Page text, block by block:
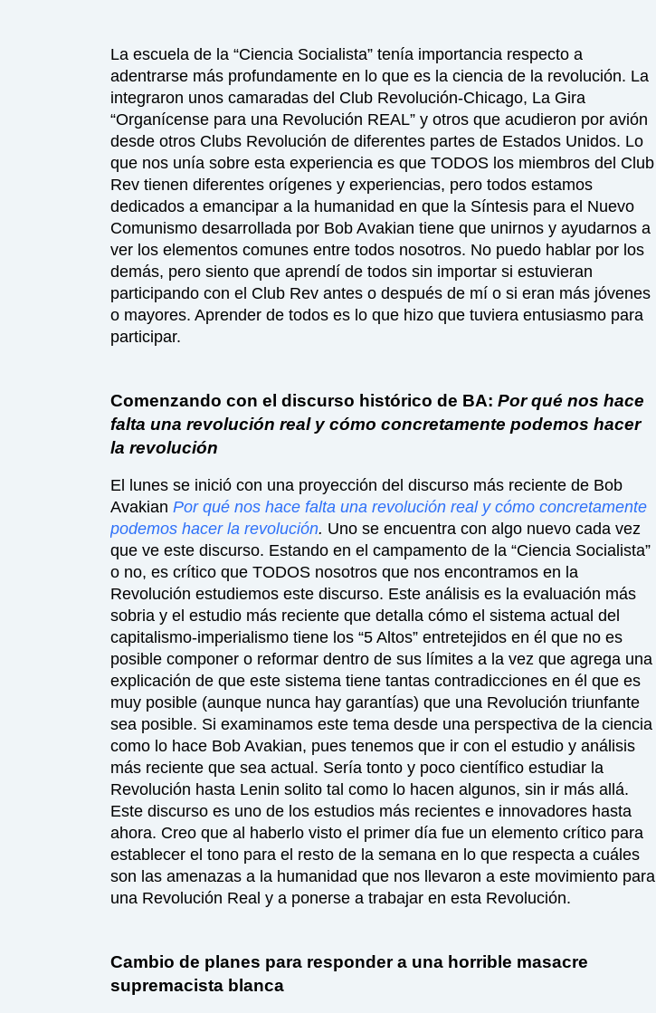
La escuela de la “Ciencia Socialista” tenía importancia respecto a
adentrarse más profundamente en lo que es la ciencia de la revolución. La
integraron unos camaradas del Club Revolución-Chicago, La Gira
“Organícense para una Revolución REAL” y otros que acudieron por avión
desde otros Clubs Revolución de diferentes partes de Estados Unidos. Lo
que nos unía sobre esta experiencia es que TODOS los miembros del Club
Rev tienen diferentes orígenes y experiencias, pero todos estamos
dedicados a emancipar a la humanidad en que la Síntesis para el Nuevo
Comunismo desarrollada por Bob Avakian tiene que unirnos y ayudarnos a
ver los elementos comunes entre todos nosotros. No puedo hablar por los
demás, pero siento que aprendí de todos sin importar si estuvieran
participando con el Club Rev antes o después de mí o si eran más jóvenes
o mayores. Aprender de todos es lo que hizo que tuviera entusiasmo para
participar.
Comenzando con el discurso histórico de BA: Por qué nos hace
falta una revolución real y cómo concretamente podemos hacer
la revolución
El lunes se inició con una proyección del discurso más reciente de Bob
Avakian Por qué nos hace falta una revolución real y cómo concretamente
podemos hacer la revolución. Uno se encuentra con algo nuevo cada vez
que ve este discurso. Estando en el campamento de la “Ciencia Socialista”
o no, es crítico que TODOS nosotros que nos encontramos en la
Revolución estudiemos este discurso. Este análisis es la evaluación más
sobria y el estudio más reciente que detalla cómo el sistema actual del
capitalismo-imperialismo tiene los “5 Altos” entretejidos en él que no es
posible componer o reformar dentro de sus límites a la vez que agrega una
explicación de que este sistema tiene tantas contradicciones en él que es
muy posible (aunque nunca hay garantías) que una Revolución triunfante
sea posible. Si examinamos este tema desde una perspectiva de la ciencia
como lo hace Bob Avakian, pues tenemos que ir con el estudio y análisis
más reciente que sea actual. Sería tonto y poco científico estudiar la
Revolución hasta Lenin solito tal como lo hacen algunos, sin ir más allá.
Este discurso es uno de los estudios más recientes e innovadores hasta
ahora. Creo que al haberlo visto el primer día fue un elemento crítico para
establecer el tono para el resto de la semana en lo que respecta a cuáles
son las amenazas a la humanidad que nos llevaron a este movimiento para
una Revolución Real y a ponerse a trabajar en esta Revolución.
Cambio de planes para responder a una horrible masacre
supremacista blanca